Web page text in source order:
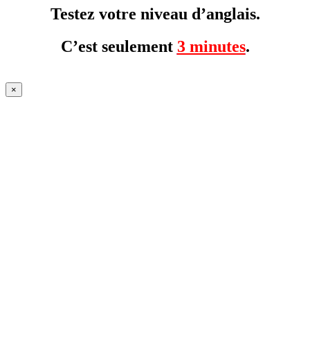
Testez votre niveau d’anglais.
C’est seulement 3 minutes.
×